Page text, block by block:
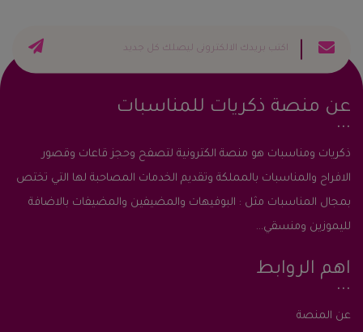
عن منصة ذكريات للمناسبات
ذكريات ومناسبات هو منصة الكترونية لتصفح وحجز قاعات وقصور
الافراح والمناسبات بالمملكة وتقديم الخدمات المصاحبة لها التي تختص
بمجال المناسبات مثل : البوفيهات والمضيفين والمضيفات بالاضافة
لليموزين ومنسقي...
اهم الروابط
عن المنصة